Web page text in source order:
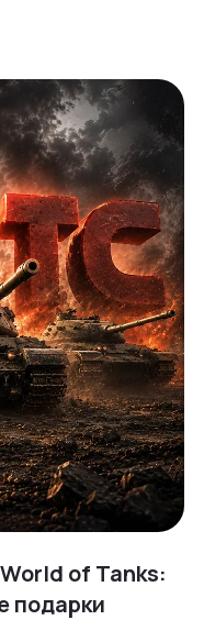
of Tanks:
подарки